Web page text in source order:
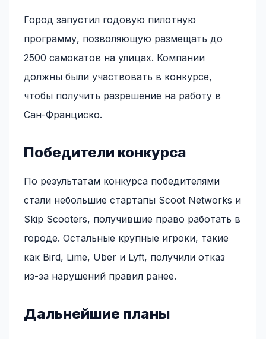
Город запустил годовую пилотную
программу, позволяющую размещать до
2500 самокатов на улицах. Компании
должны были участвовать в конкурсе,
чтобы получить разрешение на работу в
Сан-Франциско.
Победители конкурса
По результатам конкурса победителями
стали небольшие стартапы Scoot Networks и
Skip Scooters, получившие право работать в
городе. Остальные крупные игроки, такие
как Bird, Lime, Uber и Lyft, получили отказ
из-за нарушений правил ранее.
Дальнейшие планы